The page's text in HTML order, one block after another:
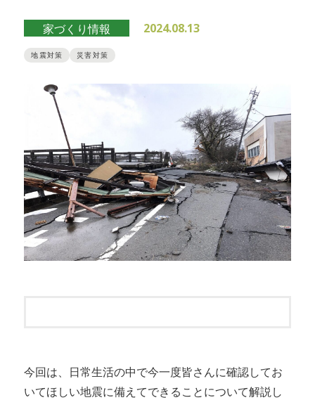
家づくり情報 2024.08.13
地震対策 災害対策
今回は、日常生活の中で今一度皆さんに確認してお
いてほしい地震に備えてできることについて解説し